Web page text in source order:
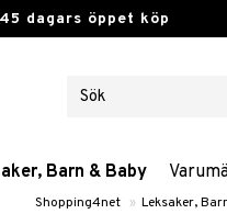
45 dagars öppet köp
Barn & Baby
Shopping4net » Leksaker,